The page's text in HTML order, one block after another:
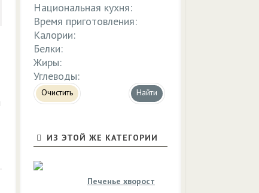
Национальная кухня:
Время приготовления:
Калории:
Белки:
Жиры:
Углеводы:
Очистить
ИЗ ЭТОЙ ЖЕ КАТЕГОРИИ
Печенье хворост